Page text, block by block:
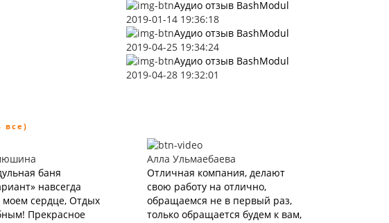
Аудио отзыв BashModul
2019-01-14 19:36:18
Аудио отзыв BashModul
2019-04-25 19:34:24
Аудио отзыв BashModul
2019-04-28 19:32:01
все)
баня
навсегда
моем сердце, Отдых
Прекрасное
Алла Ульмаебаева
Отличная компания, делают
свою работу на отлично,
обращаемся не в первый раз,
только обращается будем к вам,